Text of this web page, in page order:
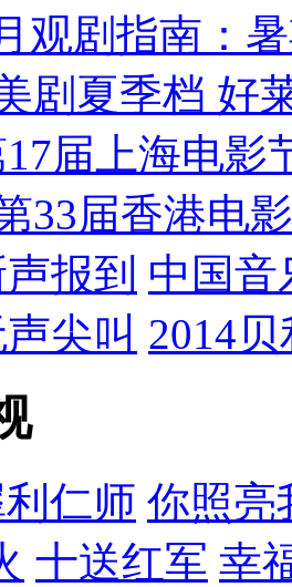
观剧指南：
剧夏季档 好
届上海电影
33届香港电
报到 中国音
尖叫 2014
利仁师 你照亮
十送红军 幸